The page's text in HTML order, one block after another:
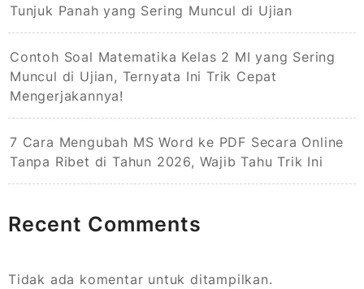
Tunjuk Panah yang Sering Muncul di Ujian
Contoh Soal Matematika Kelas 2 MI yang Sering
Muncul di Ujian, Ternyata Ini Trik Cepat
Mengerjakannya!
7 Cara Mengubah MS Word ke PDF Secara Online
Tanpa Ribet di Tahun 2026, Wajib Tahu Trik Ini
Recent Comments
Tidak ada komentar untuk ditampilkan.